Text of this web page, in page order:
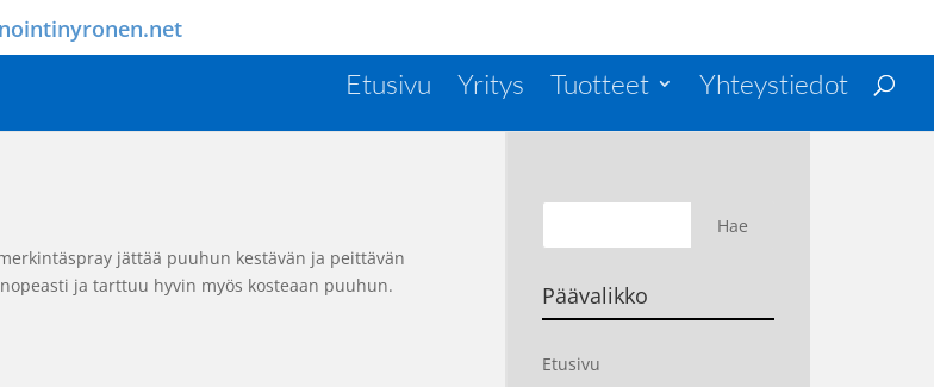
Etusivu Yritys Tuotteet Yhteystiedot
jättää puuhun kestävän ja peittävän
ja tarttuu hyvin myös kosteaan puuhun.
Päävalikko
Etusivu